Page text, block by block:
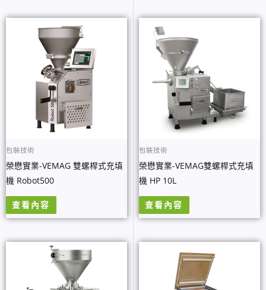
包裝技術
榮懋實業-VEMAG 雙螺桿式充填
機 Robot500
查看內容
包裝技術
榮懋實業-VEMAG雙螺桿式充填
機 HP 10L
查看內容